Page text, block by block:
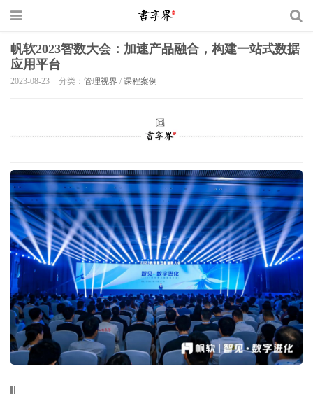
帆软2023智数大会：加速产品融合，构建一站式数据
应用平台
2023-08-23 分类： 管理视界 / 课程案例
版权声明